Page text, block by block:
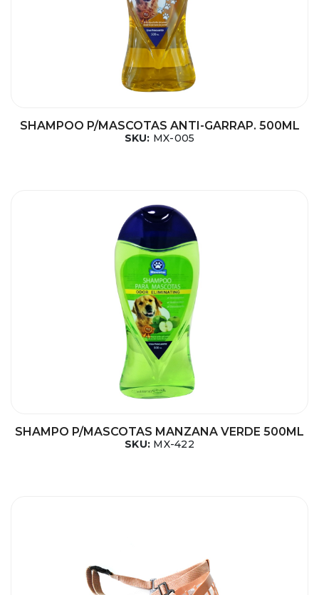
SHAMPOO P/MASCOTAS ANTI-GARRAP. 500ML
SKU: MX-005
SHAMPO P/MASCOTAS MANZANA VERDE 500ML
SKU: MX-422